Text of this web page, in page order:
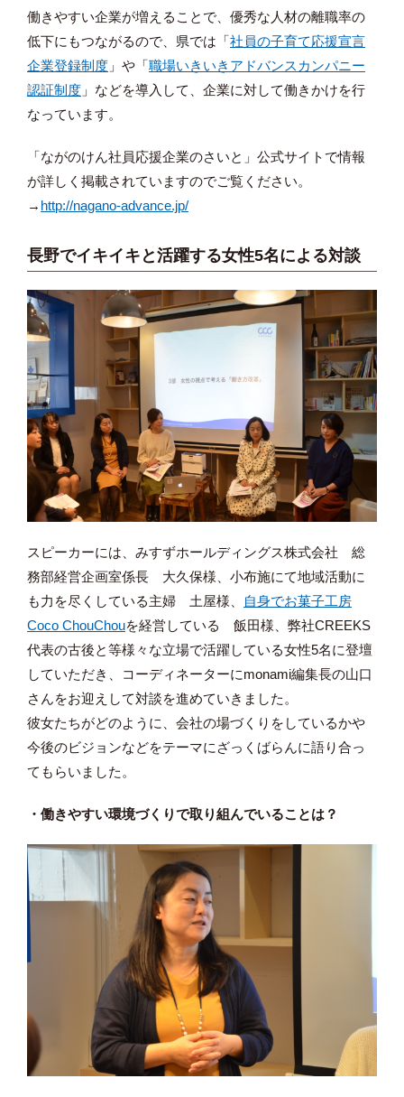
働きやすい企業が増えることで、優秀な人材の離職率の
低下にもつながるので、県では「社員の子育て応援宣言
企業登録制度 」や「職場いきいきアドバンスカンパニー
認証制度 」などを導入して、企業に対して働きかけを行
なっています。
「ながのけん社員応援企業のさいと」公式サイトで情報
が詳しく掲載されていますのでご覧ください。
→ http://nagano-advance.jp/
長野でイキイキと活躍する女性5名による対談
スピーカーには、みすずホールディングス株式会社 総
務部経営企画室係長 大久保様、小布施にて地域活動に
も力を尽くしている主婦 土屋様、
自身でお菓子工房
Coco ChouChouを経営している 飯田様、弊社CREEKS
代表の古後と等様々な立場で活躍している女性5名に登壇
していただき、コーディネーターにmonami編集長の山口
さんをお迎えして対談を進めていきました。
彼女たちがどのように、会社の場づくりをしているかや
今後のビジョンなどをテーマにざっくばらんに語り合っ
てもらいました。
・働きやすい環境づくりで取り組んでいることは？